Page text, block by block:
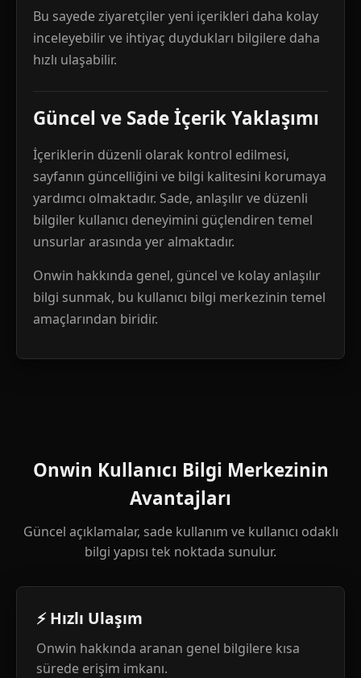
Bu sayede ziyaretçiler yeni içerikleri daha kolay
inceleyebilir ve ihtiyaç duydukları bilgilere daha
hızlı ulaşabilir.
Güncel ve Sade İçerik Yaklaşımı
İçeriklerin düzenli olarak kontrol edilmesi,
sayfanın güncelliğini ve bilgi kalitesini korumaya
yardımcı olmaktadır. Sade, anlaşılır ve düzenli
bilgiler kullanıcı deneyimini güçlendiren temel
unsurlar arasında yer almaktadır.
Onwin hakkında genel, güncel ve kolay anlaşılır
bilgi sunmak, bu kullanıcı bilgi merkezinin temel
amaçlarından biridir.
Onwin Kullanıcı Bilgi Merkezinin
Avantajları
Güncel açıklamalar, sade kullanım ve kullanıcı odaklı
bilgi yapısı tek noktada sunulur.
⚡ Hızlı Ulaşım
Onwin hakkında aranan genel bilgilere kısa
sürede erişim imkanı.